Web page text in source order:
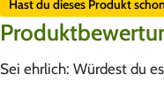
Hast du dieses Produkt
Sei ehrlich: Würdest du